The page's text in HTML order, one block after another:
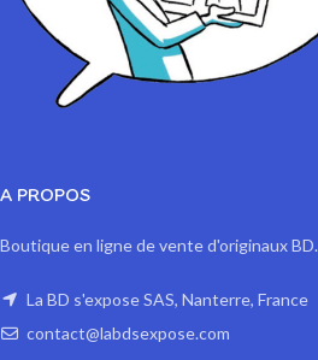
A PROPOS
Boutique en ligne de vente d'originaux BD.
La BD s'expose SAS, Nanterre, France
contact@labdsexpose.com